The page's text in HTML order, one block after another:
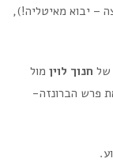
– יבוא מאיטליה!),
של חנוך לוין מול
פרש הברונזה-